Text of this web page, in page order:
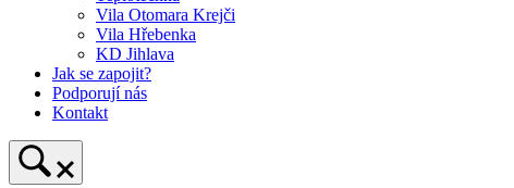
Vila Otomara Krejči
Vila Hřebenka
KD Jihlava
Jak se zapojit?
Podporují nás
Kontakt